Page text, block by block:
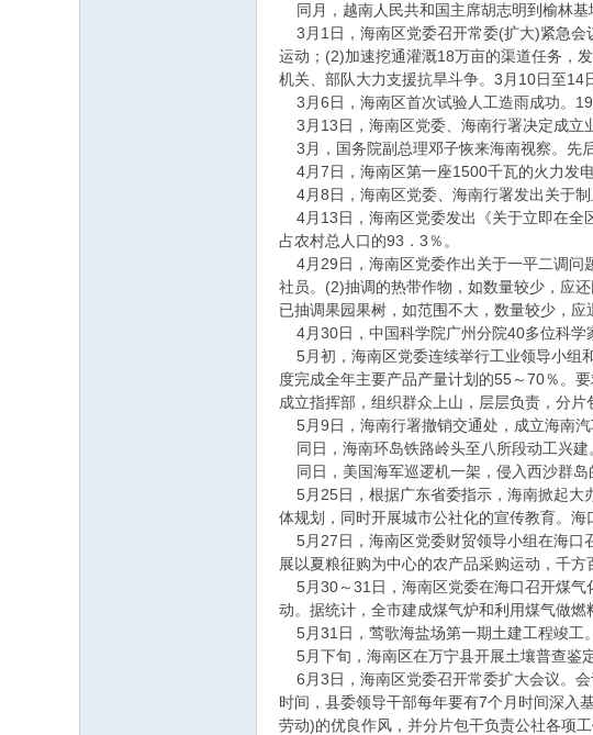
同月，越南人民共和国主席胡志明到榆林基
3月1日，海南区党委召开常委(扩大)紧急会
运动；(2)加速挖通灌溉18万亩的渠道任务，
机关、部队大力支援抗旱斗争。3月10日至14
3月6日，海南区首次试验人工造雨成功。
3月13日，海南区党委、海南行署决定成立
3月，国务院副总理邓子恢来海南视察。先
4月7日，海南区第一座1500千瓦的火力发
4月8日，海南区党委、海南行署发出关于制
4月13日，海南区党委发出《关于立即在全
占农村总人口的93．3％。
4月29日，海南区党委作出关于一平二调问
社员。(2)抽调的热带作物，如数量较少，应
已抽调果园果树，如范围不大，数量较少，
4月30日，中国科学院广州分院40多位科学
5月初，海南区党委连续举行工业领导小组
度完成全年主要产品产量计划的55～70％。
成立指挥部，组织群众上山，层层负责，分
5月9日，海南行署撤销交通处，成立海南汽
同日，海南环岛铁路岭头至八所段动工兴建
同日，美国海军巡逻机一架，侵入西沙群岛
5月25日，根据广东省委指示，海南掀起大
体规划，同时开展城市公社化的宣传教育。
5月27日，海南区党委财贸领导小组在海口
展以夏粮征购为中心的农产品采购运动，千
5月30～31日，海南区党委在海口召开煤气
动。据统计，全市建成煤气炉和利用煤气做
5月31日，莺歌海盐场第一期土建工程竣工。
5月下旬，海南区在万宁县开展土壤普查鉴
6月3日，海南区党委召开常委扩大会议。
时间，县委领导干部每年要有7个月时间深入
劳动)的优良作风，并分片包干负责公社各项